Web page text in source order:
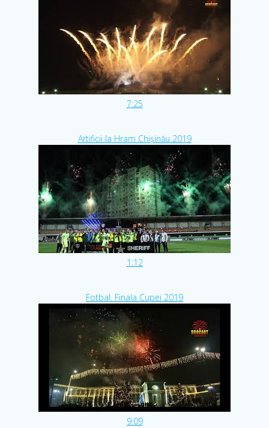
7:25
Artificii la Hram Chişinău 2019
1:12
Fotbal. Finala Cupei 2019
9:09